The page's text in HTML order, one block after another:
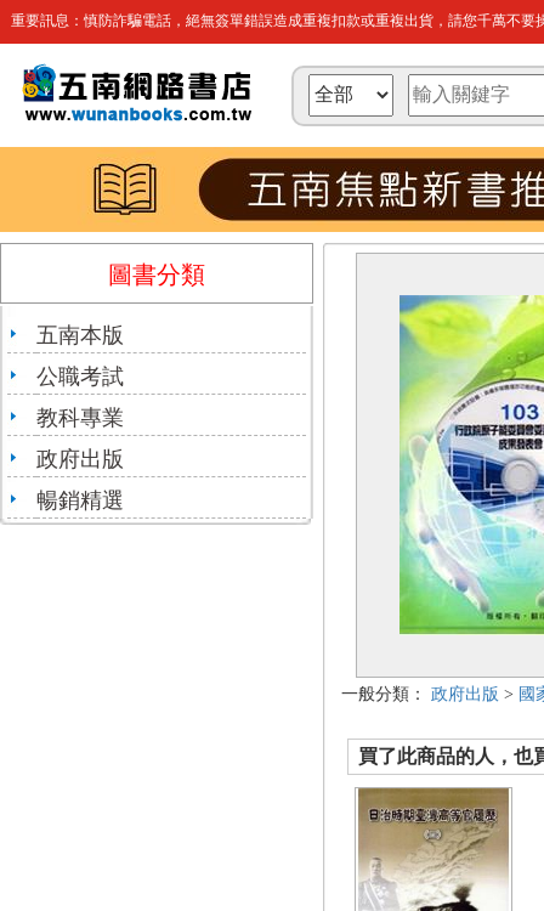
重要訊息：慎防詐騙電話，絕無簽單錯誤造成重複扣款或重複出貨，請您千萬不要
圖書分類
五南本版
公職考試
教科專業
政府出版
暢銷精選
一般分類： 政府出版 > 國
買了此商品的人，也